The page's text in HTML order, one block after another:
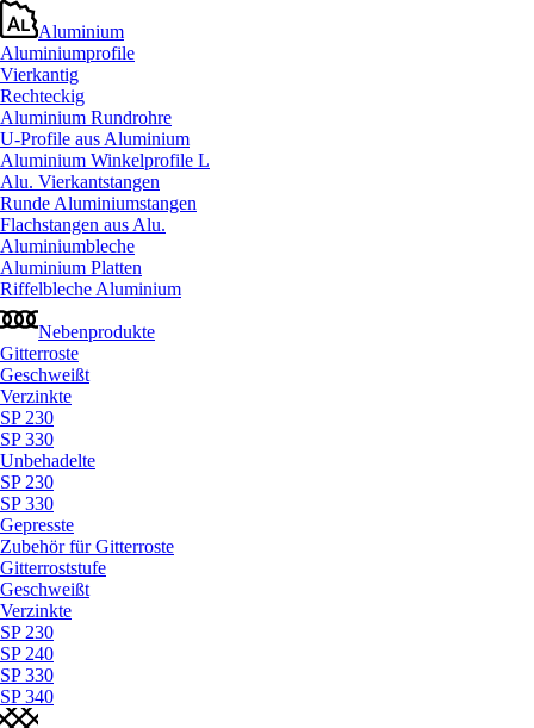
Aluminium
Aluminiumprofile
Vierkantig
Rechteckig
Aluminium Rundrohre
U-Profile aus Aluminium
Aluminium Winkelprofile L
Alu. Vierkantstangen
Runde Aluminiumstangen
Flachstangen aus Alu.
Aluminiumbleche
Aluminium Platten
Riffelbleche Aluminium
Nebenprodukte
Gitterroste
Geschweißt
Verzinkte
SP 230
SP 330
Unbehadelte
SP 230
SP 330
Gepresste
Zubehör für Gitterroste
Gitterroststufe
Geschweißt
Verzinkte
SP 230
SP 240
SP 330
SP 340